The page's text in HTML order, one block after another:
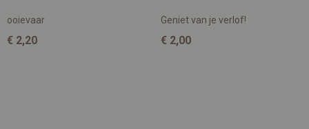
ooievaar
€ 2,20
Geniet van je verlof!
€ 2,00